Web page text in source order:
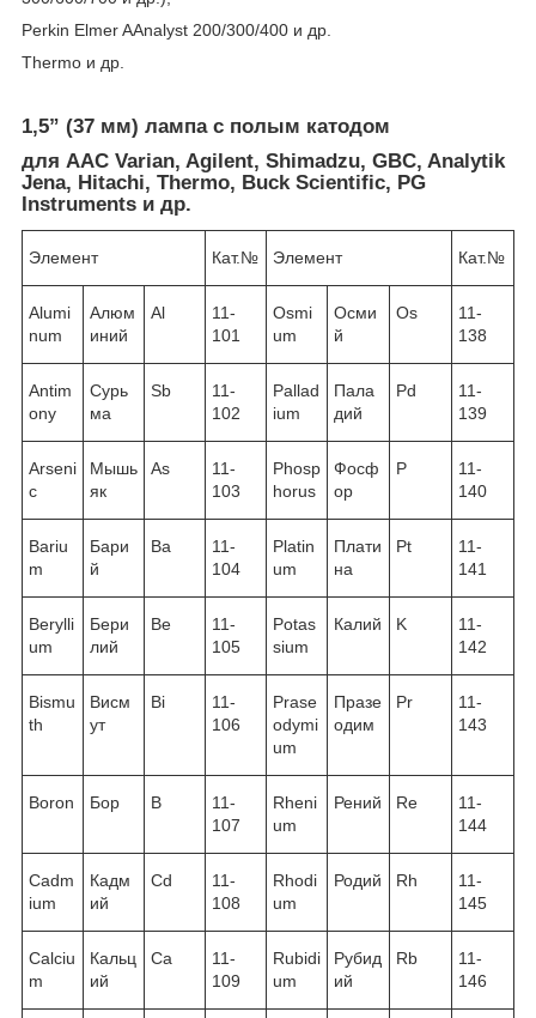
Perkin Elmer AAnalyst 200/300/400 и др.
Thermo и др.
1,5” (37 мм) лампа с полым катодом
для ААС Varian, Agilent, Shimadzu, GBC, Analytik
Jena, Hitachi, Thermo, Buck Scientific, PG
Instruments и др.
Элемент Кат.№ Элемент Кат.№
Alumi
num
Алюм
иний
Al
11-
101
Osmi
um
Осми
й
Os
11-
138
Antim
ony
Сурь
ма
Sb
11-
102
Pallad
ium
Пала
дий
Pd
11-
139
Arseni
c
Мышь
як
As
11-
103
Phosp
horus
Фосф
ор
P
11-
140
Bariu
m
Бари
й
Ba
11-
104
Platin
um
Плати
на
Pt
11-
141
Berylli
um
Бери
лий
Be
11-
105
Potas
sium
Калий K
11-
142
Bismu
th
Висм
ут
Bi
11-
106
Prase
odymi
um
Празе
одим
Pr
11-
143
Boron Бор B
11-
107
Rheni
um
Рений Re
11-
144
Cadm
ium
Кадм
ий
Cd
11-
108
Rhodi
um
Родий Rh
11-
145
Calciu
m
Кальц
ий
Ca
11-
109
Rubidi
um
Рубид
ий
Rb
11-
146